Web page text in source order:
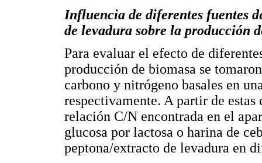
Influencia de diferentes fuentes
de levadura sobre la producción
Para evaluar el efecto de
producción de biomasa se
carbono y nitrógeno basales en
respectivamente. A partir de
relación C/N encontrada en el
glucosa por lactosa o harina de
peptona/extracto de levadura en